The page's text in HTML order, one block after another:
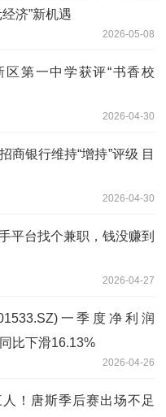
济”新机遇
2026-05-08
区第一中学获评“书香校
2026-04-30
商银行维持“增持”评级 目
2026-04-30
平台找个兼职，钱没赚到
2026-04-27
一季度净利润
比下滑16.13%
2026-04-26
！唐斯季后赛出场不足